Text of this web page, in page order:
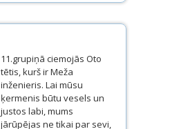
11.grupiņā ciemojās Oto
tētis, kurš ir Meža
inženieris. Lai mūsu
ķermenis būtu vesels un
justos labi, mums
jārūpējas ne tikai par sevi,